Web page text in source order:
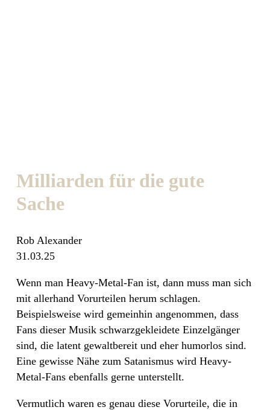
Milliarden für die gute
Sache
Rob Alexander
31.03.25
Wenn man Heavy-Metal-Fan ist, dann muss man sich
mit allerhand Vorurteilen herum schlagen.
Beispielsweise wird gemeinhin angenommen, dass
Fans dieser Musik schwarzgekleidete Einzelgänger
sind, die latent gewaltbereit und eher humorlos sind.
Eine gewisse Nähe zum Satanismus wird Heavy-
Metal-Fans ebenfalls gerne unterstellt.
Vermutlich waren es genau diese Vorurteile, die in